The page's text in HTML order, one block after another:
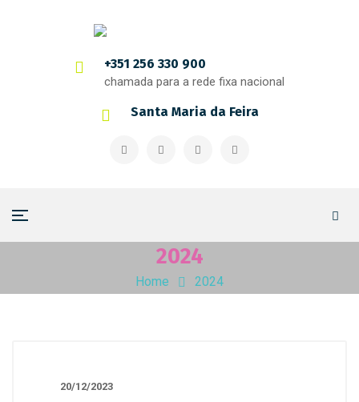
+351 256 330 900
chamada para a rede fixa nacional
Santa Maria da Feira
2024
Home 2024
20/12/2023